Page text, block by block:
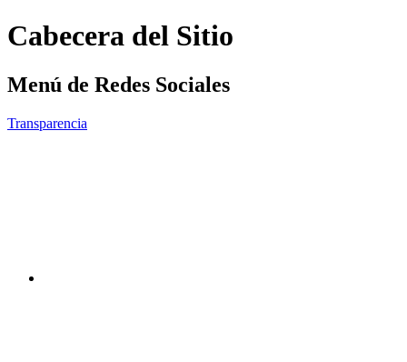
Cabecera del Sitio
Menú de Redes Sociales
Transparencia